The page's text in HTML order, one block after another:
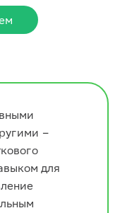
–
для